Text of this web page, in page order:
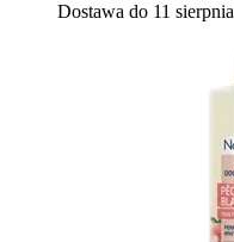
Dostawa do 11 sierpnia